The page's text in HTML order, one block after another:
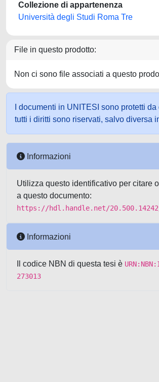
Collezione di appartenenza
Università degli Studi Roma Tre
File in questo prodotto:
Non ci sono file associati a questo
I documenti in UNITESI sono protetti
tutti i diritti sono riservati, salvo diversa
Informazioni
Utilizza questo identificativo per citare
a questo documento:
https://hdl.handle.net/
Informazioni
Il codice NBN di questa tesi è
273013